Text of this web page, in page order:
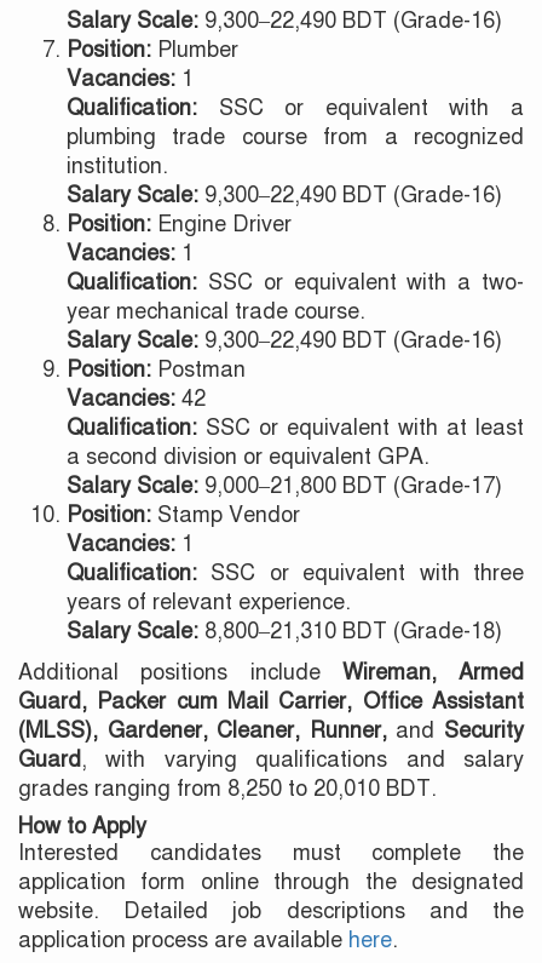
Salary Scale: 9,300–22,490 BDT (Grade-16)
Position: Plumber
Vacancies: 1
Qualification: SSC or equivalent with a
plumbing trade course from a recognized
institution.
Salary Scale: 9,300–22,490 BDT (Grade-16)
Position: Engine Driver
Vacancies: 1
Qualification: SSC or equivalent with a two-
year mechanical trade course.
Salary Scale: 9,300–22,490 BDT (Grade-16)
Position: Postman
Vacancies: 42
Qualification: SSC or equivalent with at least
a second division or equivalent GPA.
Salary Scale: 9,000–21,800 BDT (Grade-17)
Position: Stamp Vendor
Vacancies: 1
Qualification: SSC or equivalent with three
years of relevant experience.
Salary Scale: 8,800–21,310 BDT (Grade-18)
Additional positions include Wireman, Armed
Guard, Packer cum Mail Carrier, Office Assistant
(MLSS), Gardener, Cleaner, Runner,and Security
Guard, with varying qualifications and salary
grades ranging from 8,250 to 20,010 BDT.
How to Apply
Interested candidates must complete the
application form online through the designated
website. Detailed job descriptions and the
application process are available here.